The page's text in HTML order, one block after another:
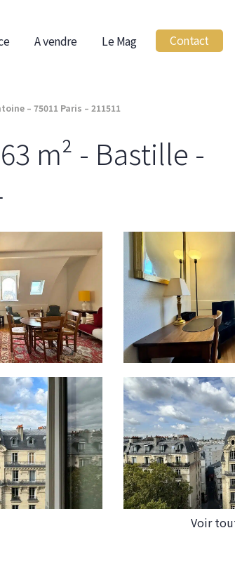
A vendre Le Mag Contact
– 75011 Paris – 211511
m² - Bastille -
Voir